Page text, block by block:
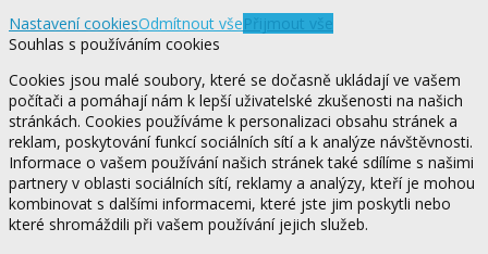
Nastavení cookiesOdmítnout všePřijmout vše
Souhlas s používáním cookies
Cookies jsou malé soubory, které se dočasně ukládají ve vašem
počítači a pomáhají nám k lepší uživatelské zkušenosti na našich
stránkách. Cookies používáme k personalizaci obsahu stránek a
reklam, poskytování funkcí sociálních sítí a k analýze návštěvnosti.
Informace o vašem používání našich stránek také sdílíme s našimi
partnery v oblasti sociálních sítí, reklamy a analýzy, kteří je mohou
kombinovat s dalšími informacemi, které jste jim poskytli nebo
které shromáždili při vašem používání jejich služeb.